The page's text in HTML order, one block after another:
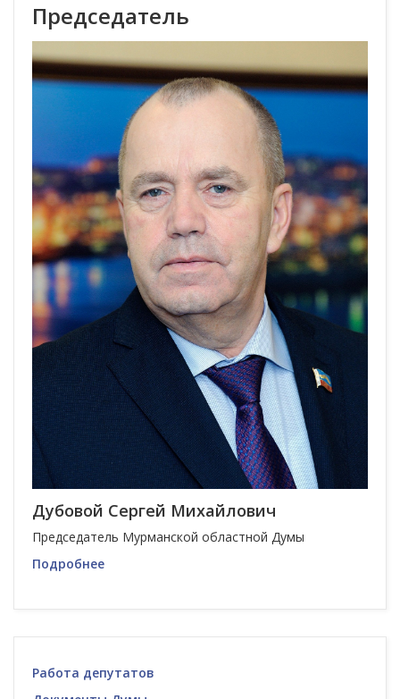
Председатель
Дубовой Сергей Михайлович
Председатель Мурманской областной Думы
Подробнее
Работа депутатов